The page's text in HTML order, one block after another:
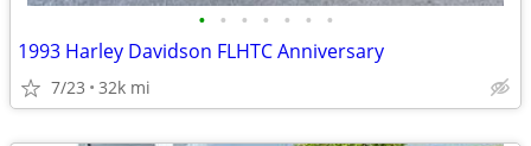
• • • • • • •
1993 Harley Davidson FLHTC Anniversary
7/23 32k mi